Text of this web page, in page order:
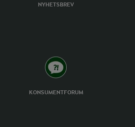
NYHETSBREV
KONSUMENTFORUM